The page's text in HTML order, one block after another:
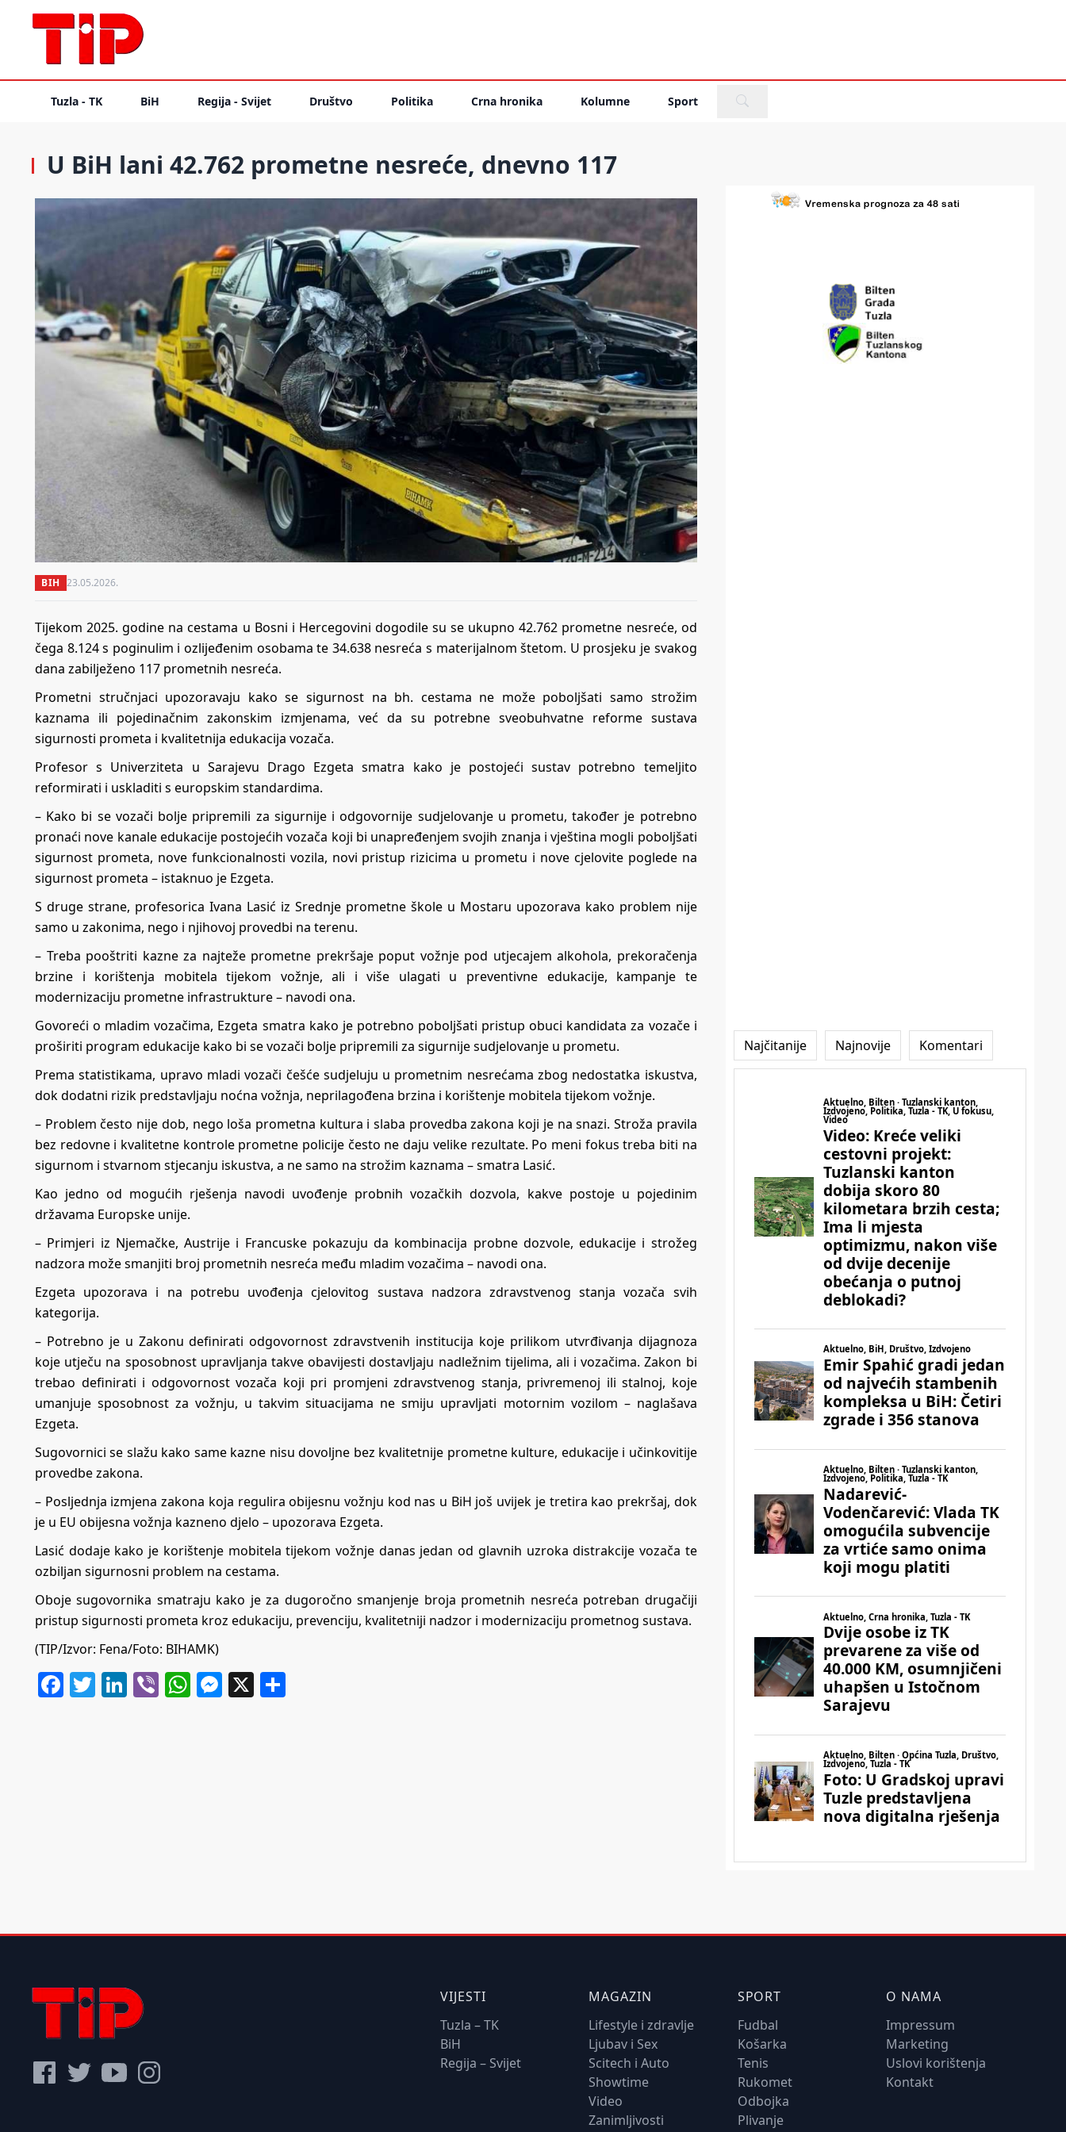
Tuzla - TK BiH Regija - Svijet Društvo Politika Crna hronika Kolumne Sport
U BiH lani 42.762 prometne nesreće, dnevno 117
BIH 23.05.2026.
Tijekom 2025. godine na cestama u Bosni i Hercegovini dogodile su se ukupno 42.762 prometne nesreće, od
čega 8.124 s poginulim i ozlijeđenim osobama te 34.638 nesreća s materijalnom štetom. U prosjeku je svakog
dana zabilježeno 117 prometnih nesreća.
Prometni stručnjaci upozoravaju kako se sigurnost na bh. cestama ne može poboljšati samo strožim
kaznama ili pojedinačnim zakonskim izmjenama, već da su potrebne sveobuhvatne reforme sustava
sigurnosti prometa i kvalitetnija edukacija vozača.
Profesor s Univerziteta u Sarajevu Drago Ezgeta smatra kako je postojeći sustav potrebno temeljito
reformirati i uskladiti s europskim standardima.
– Kako bi se vozači bolje pripremili za sigurnije i odgovornije sudjelovanje u prometu, također je potrebno
pronaći nove kanale edukacije postojećih vozača koji bi unapređenjem svojih znanja i vještina mogli poboljšati
sigurnost prometa, nove funkcionalnosti vozila, novi pristup rizicima u prometu i nove cjelovite poglede na
sigurnost prometa – istaknuo je Ezgeta.
S druge strane, profesorica Ivana Lasić iz Srednje prometne škole u Mostaru upozorava kako problem nije
samo u zakonima, nego i njihovoj provedbi na terenu.
– Treba pooštriti kazne za najteže prometne prekršaje poput vožnje pod utjecajem alkohola, prekoračenja
brzine i korištenja mobitela tijekom vožnje, ali i više ulagati u preventivne edukacije, kampanje te
modernizaciju prometne infrastrukture – navodi ona.
Govoreći o mladim vozačima, Ezgeta smatra kako je potrebno poboljšati pristup obuci kandidata za vozače i
proširiti program edukacije kako bi se vozači bolje pripremili za sigurnije sudjelovanje u prometu.
Prema statistikama, upravo mladi vozači češće sudjeluju u prometnim nesrećama zbog nedostatka iskustva,
dok dodatni rizik predstavljaju noćna vožnja, neprilagođena brzina i korištenje mobitela tijekom vožnje.
– Problem često nije dob, nego loša prometna kultura i slaba provedba zakona koji je na snazi. Stroža pravila
bez redovne i kvalitetne kontrole prometne policije često ne daju velike rezultate. Po meni fokus treba biti na
sigurnom i stvarnom stjecanju iskustva, a ne samo na strožim kaznama – smatra Lasić.
Kao jedno od mogućih rješenja navodi uvođenje probnih vozačkih dozvola, kakve postoje u pojedinim
državama Europske unije.
– Primjeri iz Njemačke, Austrije i Francuske pokazuju da kombinacija probne dozvole, edukacije i strožeg
nadzora može smanjiti broj prometnih nesreća među mladim vozačima – navodi ona.
Ezgeta upozorava i na potrebu uvođenja cjelovitog sustava nadzora zdravstvenog stanja vozača svih
kategorija.
– Potrebno je u Zakonu definirati odgovornost zdravstvenih institucija koje prilikom utvrđivanja dijagnoza
koje utječu na sposobnost upravljanja takve obavijesti dostavljaju nadležnim tijelima, ali i vozačima. Zakon bi
trebao definirati i odgovornost vozača koji pri promjeni zdravstvenog stanja, privremenoj ili stalnoj, koje
umanjuje sposobnost za vožnju, u takvim situacijama ne smiju upravljati motornim vozilom – naglašava
Ezgeta.
Sugovornici se slažu kako same kazne nisu dovoljne bez kvalitetnije prometne kulture, edukacije i učinkovitije
provedbe zakona.
– Posljednja izmjena zakona koja regulira obijesnu vožnju kod nas u BiH još uvijek je tretira kao prekršaj, dok
je u EU obijesna vožnja kazneno djelo – upozorava Ezgeta.
Lasić dodaje kako je korištenje mobitela tijekom vožnje danas jedan od glavnih uzroka distrakcije vozača te
ozbiljan sigurnosni problem na cestama.
Oboje sugovornika smatraju kako je za dugoročno smanjenje broja prometnih nesreća potreban drugačiji
pristup sigurnosti prometa kroz edukaciju, prevenciju, kvalitetniji nadzor i modernizaciju prometnog sustava.
(TIP/Izvor: Fena/Foto: BIHAMK)
Facebook
Twitter
LinkedIn
ViberWhatsApp
Messenger
X
Najčitanije Najnovije Komentari
VIJESTI
Tuzla – TK
BiH
Regija – Svijet
MAGAZIN
Lifestyle i zdravlje
Ljubav i Sex
Scitech i Auto
Showtime
Video
Zanimljivosti
SPORT
Fudbal
Košarka
Tenis
Rukomet
Odbojka
Plivanje
O NAMA
Impressum
Marketing
Uslovi korištenja
Kontakt